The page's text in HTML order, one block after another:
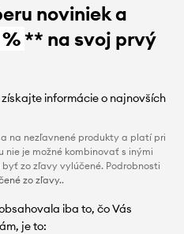
noviniek a
** na svoj prvý
informácie o najnovších
na nezľavnené produkty a platí pri
nie je možné kombinovať s inými
zo zľavy vylúčené. Podrobnosti
zo zľavy..
iba to, čo Vás
je to: